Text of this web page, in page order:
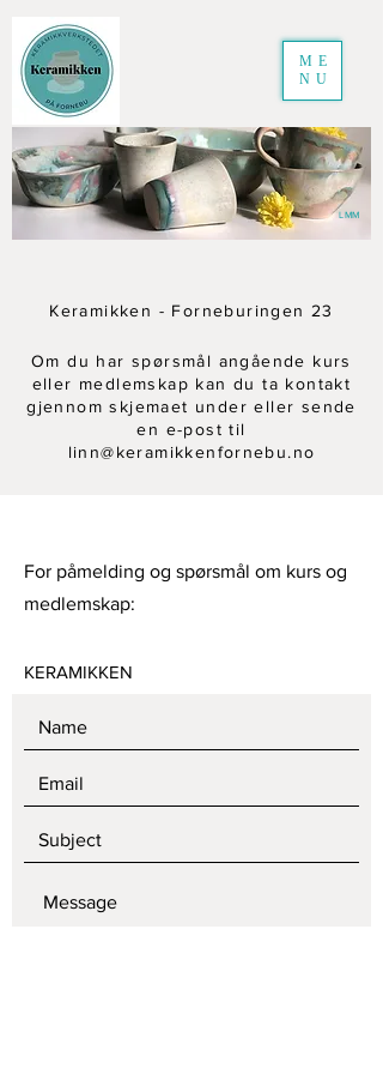
ME
NU
LMM
Keramikken - Forneburingen 23
Om du har spørsmål angående kurs
eller medlemskap kan du ta kontakt
gjennom skjemaet under eller sende
en e-post til
linn@keramikkenfornebu.no
For påmelding og spørsmål om kurs og
medlemskap:
KERAMIKKEN